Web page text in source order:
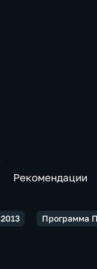
Рекомендации
2013 Программа